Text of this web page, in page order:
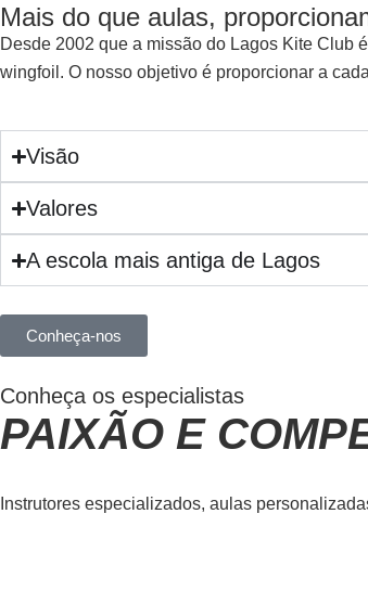
Mais do que aulas,
Desde 2002 que a missão do Lagos Kite Club
wingfoil. O nosso objetivo é proporcionar a
Visão
Valores
A escola mais antiga de Lagos
Conheça-nos
Conheça os especialistas
PAIXÃO E
Instrutores especializados, aulas